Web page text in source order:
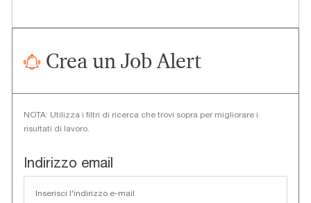
Crea un Job Alert
NOTA: Utilizza i filtri di ricerca che trovi sopra per migliorare i
risultati di lavoro.
Indirizzo emailRequired